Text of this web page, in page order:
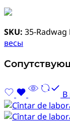
SKU: 35-Radwag
весы
В